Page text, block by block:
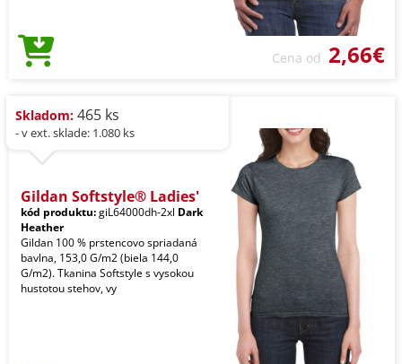
Cena od 2,66€
Skladom: 465 ks
- v ext. sklade: 1.080 ks
Gildan Softstyle® Ladies'
kód produktu:giL64000dh-2xl Dark
Heather
Gildan 100 % prstencovo spriadaná
bavlna, 153,0 G/m2 (biela 144,0
G/m2). Tkanina Softstyle s vysokou
hustotou stehov, vy